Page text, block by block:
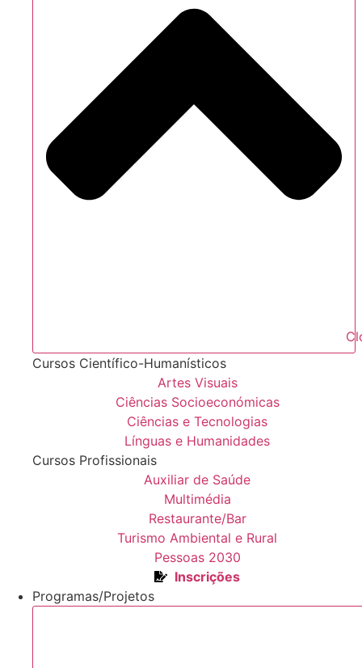
Cursos Científico-Humanísticos
Artes Visuais
Ciências Socioeconómicas
Ciências e Tecnologias
Línguas e Humanidades
Cursos Profissionais
Auxiliar de Saúde
Multimédia
Restaurante/Bar
Turismo Ambiental e Rural
Pessoas 2030
Inscrições
Programas/Projetos